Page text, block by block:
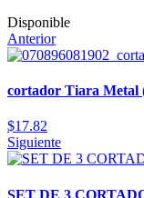
Disponible
Anterior
cortador Tiara Metal
$17.82
Siguiente
SET DE 3